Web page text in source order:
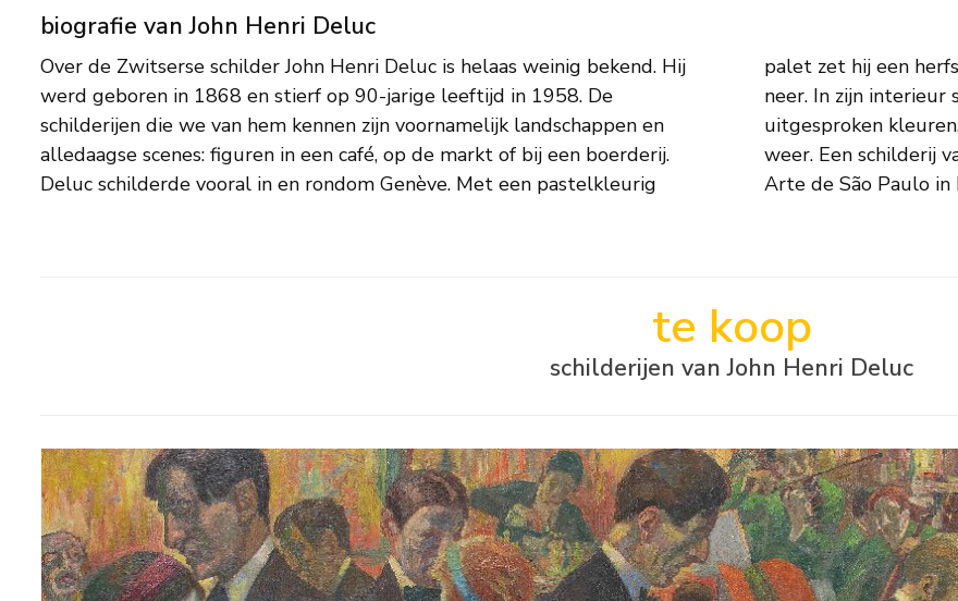
biografie van John Henri Deluc
Over de Zwitserse schilder John Henri Deluc is helaas weinig bekend. Hij
werd geboren in 1868 en stierf op 90-jarige leeftijd in 1958. De
schilderijen die we van hem kennen zijn voornamelijk landschappen en
alledaagse scenes: figuren in een café, op de markt of bij een boerderij.
Deluc schilderde vooral in en rondom Genève. Met een pastelkleurig
palet zet hij een herfstige boomgaard, een berglandschap of boerenerf
neer. In zijn interieur schilderijen met figuren geeft Deluc met meer
uitgesproken kleuren, een grove toets en krachtige belijning zijn figuren
weer. Een schilderij van hem is opgenomen in de collectie van Museu de
Arte de São Paulo in
te koop
schilderijen van John Henri Deluc